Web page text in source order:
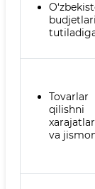
Tovarlar
qilishni
va